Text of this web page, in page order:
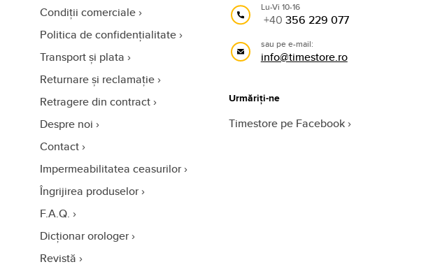
Condiții comerciale
Politica de confidențialitate
Transport și plata
Returnare și reclamație
Retragere din contract
Despre noi
Contact
Impermeabilitatea ceasurilor
Îngrijirea produselor
F.A.Q.
Dicționar orologer
Revistă
Lu-Vi 10-16
+40 356 229 077
sau pe e-mail:
info@timestore.ro
Urmăriți-ne
Timestore pe Facebook